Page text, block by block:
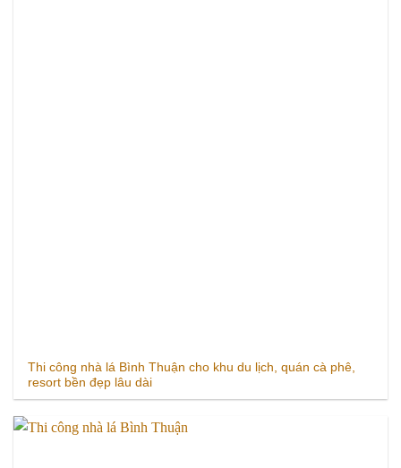
Thi công nhà lá Bình Thuận cho khu du lịch, quán cà phê,
resort bền đẹp lâu dài